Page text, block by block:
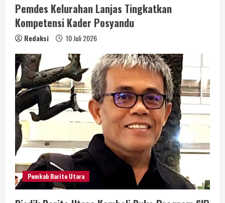
Pemdes Kelurahan Lanjas Tingkatkan
Kompetensi Kader Posyandu
Redaksi 10 Juli 2026
Pemkab Barito Utara